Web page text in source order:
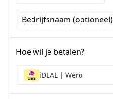
Bedrijfsnaam (optioneel)
Hoe wil je betalen?
iDEAL | Wero